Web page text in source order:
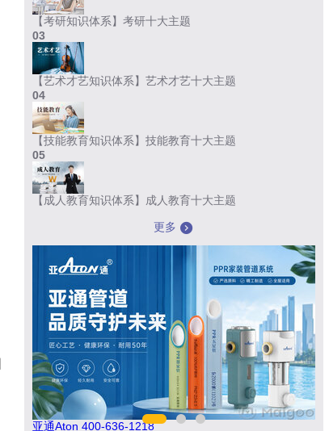
【考研知识体系】考研十大主题
03
【艺术才艺知识体系】艺术才艺十大主题
04
【技能教育知识体系】技能教育十大主题
05
【成人教育知识体系】成人教育十大主题
更多
亚通Aton 400-636-1218